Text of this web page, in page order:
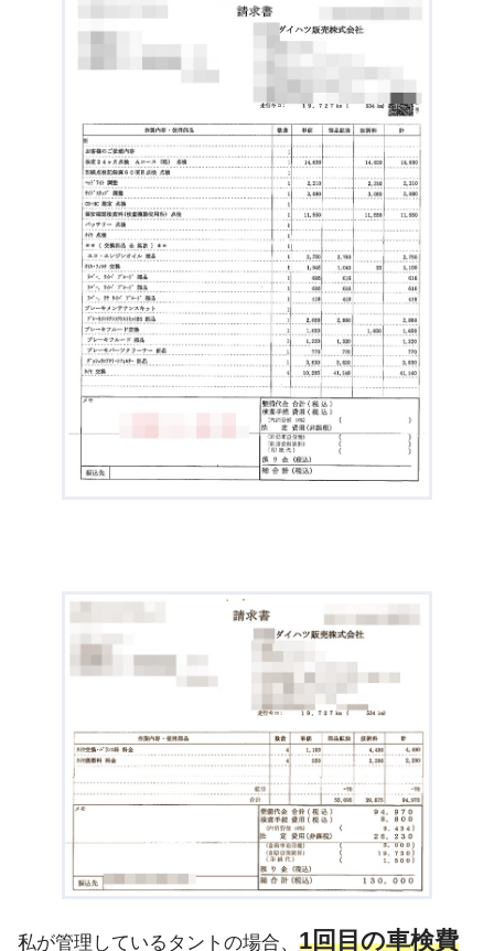
私が管理しているタントの場合、 1回目の車検費